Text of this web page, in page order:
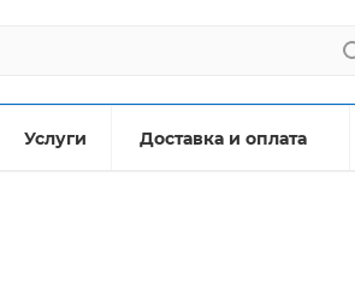
Услуги Доставка и оплата